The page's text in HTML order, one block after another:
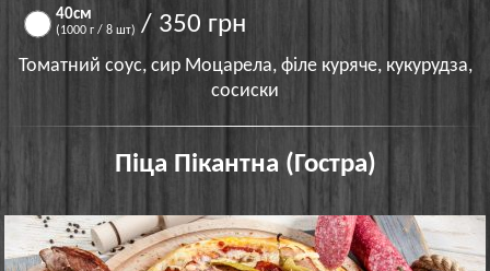
40см
(1000 г / 8 шт) / 350 грн
Томатний соус, сир Моцарела, філе куряче, кукурудза,
сосиски
Піца Пікантна (Гостра)